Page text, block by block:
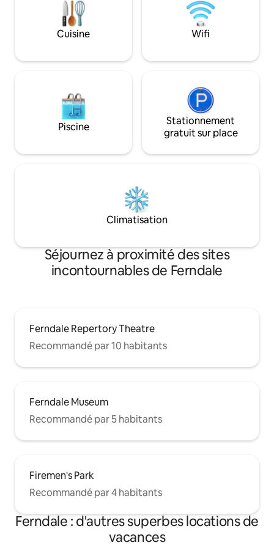
Nous vous enverrons un lien lors de la
réservation. Suivez-nous sur Instagram !
@ferndaleairbnb.
l’océan (à 1,5
solide ; bois de
allume-feu.
toilettes à chasse
Internet/Wi-Fi
Cuisine Wifi
Piscine
Stationnement
gratuit sur place
Climatisation
Séjournez à proximité des sites
incontournables de Ferndale
Ferndale Repertory Theatre
Recommandé par 10 habitants
Ferndale Museum
Recommandé par 5 habitants
Firemen's Park
Recommandé par 4 habitants
Ferndale : d'autres superbes locations de
vacances